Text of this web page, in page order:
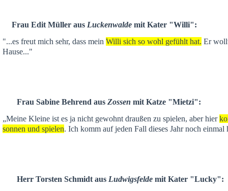
Frau Edit Müller aus Luckenwalde mit Kater "Willi":
"...es freut mich sehr, dass mein Willi sich so wohl gefühlt hat. Er
Hause..."
Frau Sabine Behrend aus Zossen mit Katze "Mietzi":
„Meine Kleine ist es ja nicht gewohnt draußen zu spielen, aber hier
sonnen und spielen. Ich komm auf jeden Fall dieses Jahr noch einmal
Herr Torsten Schmidt aus Ludwigsfelde mit Kater "Lucky":